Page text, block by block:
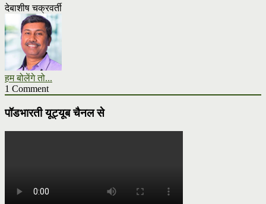
देबाशीष चक्रवर्ती
हम बोलेंगे तो...
1 Comment
पॉडभारती यूट्यूब चैनल से